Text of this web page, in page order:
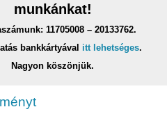
munkánkat!
11705008 – 20133762.
bankkártyával itt lehetséges.
Nagyon köszönjük.